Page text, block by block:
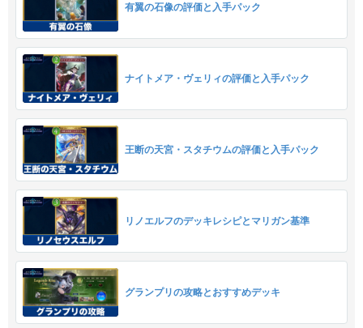
有翼の石像の評価と入手パック
ナイトメア・ヴェリィの評価と入手パック
王断の天宮・スタチウムの評価と入手パック
リノエルフのデッキレシピとマリガン基準
グランプリの攻略とおすすめデッキ